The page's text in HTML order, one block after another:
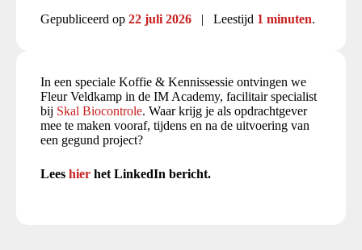
Gepubliceerd op 22 juli 2026 | Leestijd 1 minuten.
In een speciale Koffie & Kennissessie ontvingen we
Fleur Veldkamp in de IM Academy, facilitair specialist
bij Skal Biocontrole. Waar krijg je als opdrachtgever
mee te maken vooraf, tijdens en na de uitvoering van
een gegund project?
Lees hier het LinkedIn bericht.